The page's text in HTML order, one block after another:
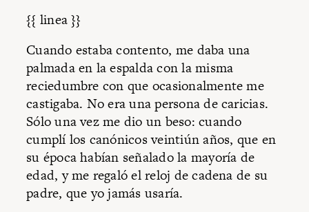
{{ linea }}
Cuando estaba contento, me daba una
palmada en la espalda con la misma
reciedumbre con que ocasionalmente me
castigaba. No era una persona de caricias.
Sólo una vez me dio un beso: cuando
cumplí los canónicos veintiún años, que en
su época habían señalado la mayoría de
edad, y me regaló el reloj de cadena de su
padre, que yo jamás usaría.